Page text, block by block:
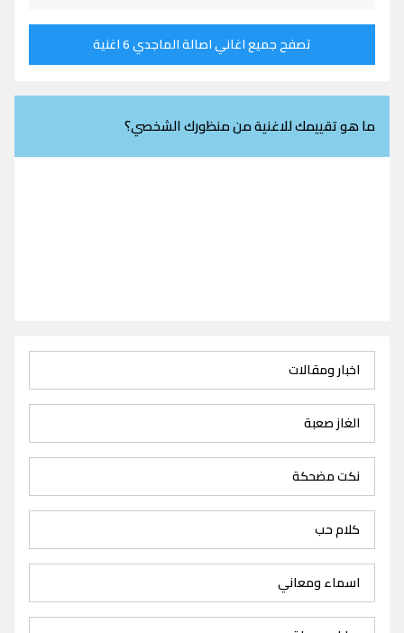
تصفح جميع اغاني اصالة الماجدي 6 اغنية
ما هو تقييمك للاغنية من منظورك الشخصي؟
اخبار ومقالات
الغاز صعبة
نكت مضحكة
كلام حب
اسماء ومعاني